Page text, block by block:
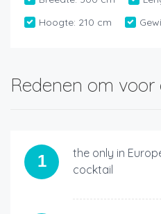
Hoogte: 210 cm
Redenen om voor
1
the only in
cocktail